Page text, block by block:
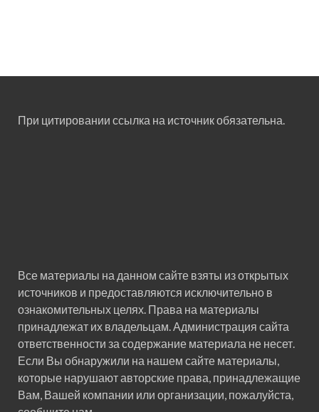
При цитировании ссылка на источник обязательна.
Все материалы на данном сайте взяты из открытых
источников и предоставляются исключительно в
ознакомительных целях. Права на материалы
принадлежат их владельцам. Администрация сайта
ответственности за содержание материала не несет.
Если Вы обнаружили на нашем сайте материалы,
которые нарушают авторские права, принадлежащие
Вам, Вашей компании или организации, пожалуйста,